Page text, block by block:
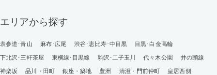
エリアから探す
表参道･青山 麻布･広尾 渋谷･恵比寿･中目黒
目黒･白金高輪
下北沢･三軒茶屋
東横線･目黒線 駒沢･二子玉川 代々木公園
井の頭線
神楽坂
品川・田町 銀座・築地 豊洲 清澄・門前仲町
皇居西側